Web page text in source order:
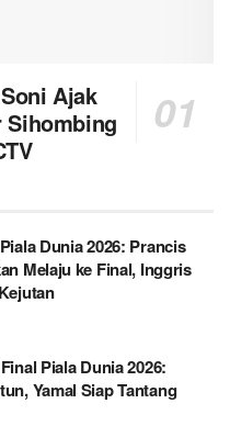
Ajak
Sihombing
Dunia 2026: Prancis
Melaju ke Final, Inggris
Piala Dunia 2026:
Yamal Siap Tantang